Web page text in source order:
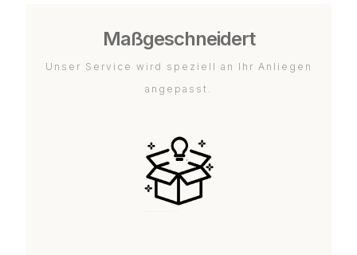
Maßgeschneidert
Unser Service wird speziell an Ihr Anliegen
angepasst.